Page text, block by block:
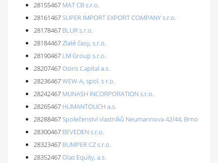
28155467 MAT CB s.r.o.
28161467SUPER IMPORT EXPORT COMPANY s.r.o.
28178467 BLUR s.r.o.
28184467Zlaté časy, s.r.o.
28190467 LM Group s.r.o.
28207467Osiris Capital a.s.
28236467WEW-A, spol. s r.o.
28242467 MUNASH INCORPORATION s.r.o.
28265467 HUMANTOUCH a.s.
28288467Společenství vlastníků Neumannova 42/44, Brno
28300467 BEVEDEN s.r.o.
28323467 BUMPER CZ s.r.o.
28352467Olas Equity, a.s.